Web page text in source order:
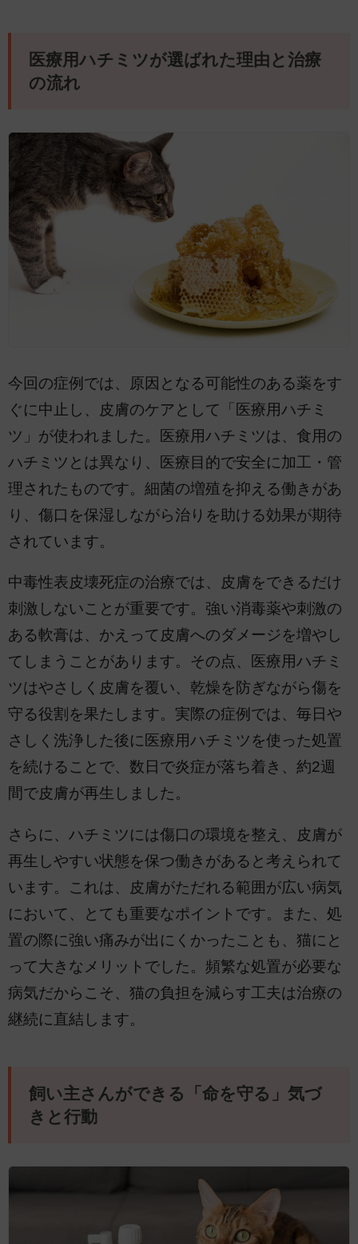
医療用ハチミツが選ばれた理由と治療
の流れ
今回の症例では、原因となる可能性のある薬をす
ぐに中止し、皮膚のケアとして「医療用ハチミ
ツ」が使われました。医療用ハチミツは、食用の
ハチミツとは異なり、医療目的で安全に加工・管
理されたものです。細菌の増殖を抑える働きがあ
り、傷口を保湿しながら治りを助ける効果が期待
されています。
中毒性表皮壊死症の治療では、皮膚をできるだけ
刺激しないことが重要です。強い消毒薬や刺激の
ある軟膏は、かえって皮膚へのダメージを増やし
てしまうことがあります。その点、医療用ハチミ
ツはやさしく皮膚を覆い、乾燥を防ぎながら傷を
守る役割を果たします。実際の症例では、毎日や
さしく洗浄した後に医療用ハチミツを使った処置
を続けることで、数日で炎症が落ち着き、約2週
間で皮膚が再生しました。
さらに、ハチミツには傷口の環境を整え、皮膚が
再生しやすい状態を保つ働きがあると考えられて
います。これは、皮膚がただれる範囲が広い病気
において、とても重要なポイントです。また、処
置の際に強い痛みが出にくかったことも、猫にと
って大きなメリットでした。頻繁な処置が必要な
病気だからこそ、猫の負担を減らす工夫は治療の
継続に直結します。
飼い主さんができる「命を守る」気づ
きと行動